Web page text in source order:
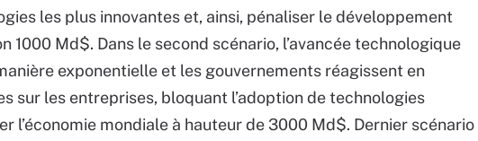
les plus innovantes et, ainsi, pénaliser le développement
1000 Md$. Dans le second scénario, l’avancée technologique
exponentielle et les gouvernements réagissent en
sur les entreprises, bloquant l’adoption de technologies
l’économie mondiale à hauteur de 3000 Md$. Dernier scénario